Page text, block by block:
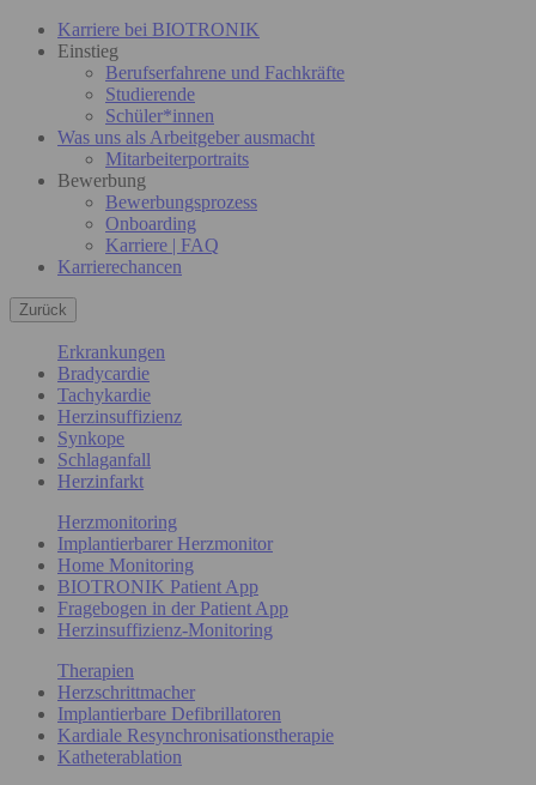
Karriere bei BIOTRONIK
Einstieg
Berufserfahrene und Fachkräfte
Studierende
Schüler*innen
Was uns als Arbeitgeber ausmacht
Mitarbeiterportraits
Bewerbung
Bewerbungsprozess
Onboarding
Karriere | FAQ
Karrierechancen
Zurück
Erkrankungen
Bradycardie
Tachykardie
Herzinsuffizienz
Synkope
Schlaganfall
Herzinfarkt
Herzmonitoring
Implantierbarer Herzmonitor
Home Monitoring
BIOTRONIK Patient App
Fragebogen in der Patient App
Herzinsuffizienz-Monitoring
Therapien
Herzschrittmacher
Implantierbare Defibrillatoren
Kardiale Resynchronisationstherapie
Katheterablation